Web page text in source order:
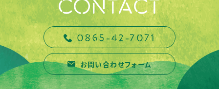
CONTACT
0865-42-7071
お問い合わせフォーム